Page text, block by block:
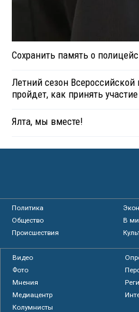
Сохранить память о
Летний сезон
пройдет, как принять участие
Ялта, мы вместе!
Политика
Общество
В
Происшествия
Видео
Фото
Мнения
Медиацентр
Колумнисты